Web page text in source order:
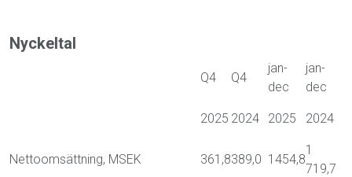
Nyckeltal
Q4 Q4
jan-
dec
jan-
dec
2025 2024 2025 2024
Nettoomsättning, MSEK 361,8389,0 1454,8
1
719,7